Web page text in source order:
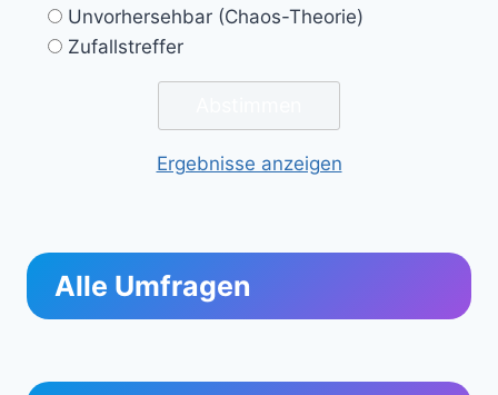
Unvorhersehbar (Chaos-Theorie)
Zufallstreffer
Ergebnisse anzeigen
Alle Umfragen